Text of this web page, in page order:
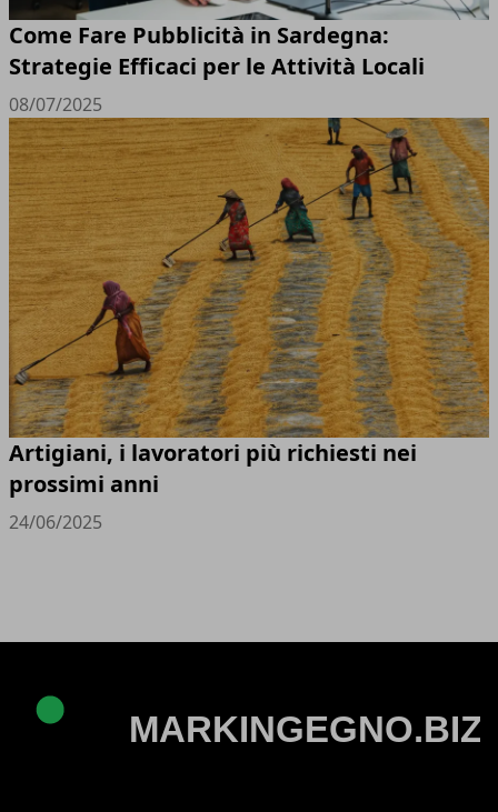
Come Fare Pubblicità in Sardegna:
Strategie Efficaci per le Attività Locali
08/07/2025
Artigiani, i lavoratori più richiesti nei
prossimi anni
24/06/2025